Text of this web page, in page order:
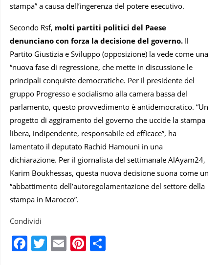
stampa” a causa dell’ingerenza del potere esecutivo.
Secondo Rsf, molti partiti politici del Paese
denunciano con forza la decisione del governo. Il
Partito Giustizia e Sviluppo (opposizione) la vede come una
“nuova fase di regressione, che mette in discussione le
principali conquiste democratiche. Per il presidente del
gruppo Progresso e socialismo alla camera bassa del
parlamento, questo provvedimento è antidemocratico. “Un
progetto di aggiramento del governo che uccide la stampa
libera, indipendente, responsabile ed efficace”, ha
lamentato il deputato Rachid Hamouni in una
dichiarazione. Per il giornalista del settimanale AlAyam24,
Karim Boukhessas, questa nuova decisione suona come un
“abbattimento dell’autoregolamentazione del settore della
stampa in Marocco”.
Condividi
Facebook
Twitter
EmailPinterest